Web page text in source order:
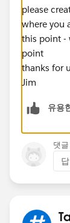
please
where you
this point -
point
thanks for
Jim
유용
댓